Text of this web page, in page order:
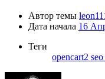
Автор темы
Дата начала 16
Теги
opencart2